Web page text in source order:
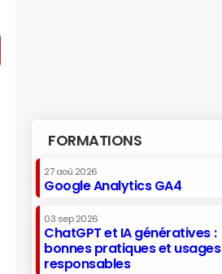
FORMATIONS
27 aoû 2026
Google Analytics GA4
03 sep 2026
ChatGPT et IA génératives :
bonnes pratiques et usages
responsables